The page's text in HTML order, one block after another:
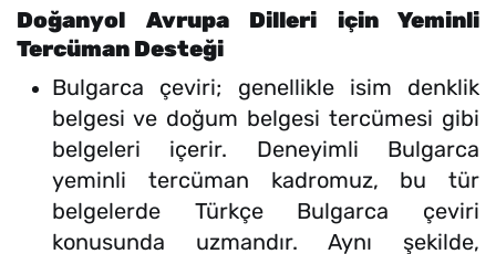
Doğanyol Avrupa Dilleri için Yeminli
Tercüman Desteği
Bulgarca çeviri; genellikle isim denklik
belgesi ve doğum belgesi tercümesi gibi
belgeleri içerir. Deneyimli Bulgarca
yeminli tercüman kadromuz, bu tür
belgelerde Türkçe Bulgarca çeviri
konusunda uzmandır. Aynı şekilde,